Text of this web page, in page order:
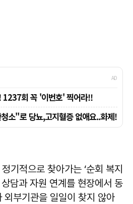
기적으로 찾아가는 ‘순회 복지
담과 자원 연계를 현장에서 동
외부기관을 일일이 찾지 않아